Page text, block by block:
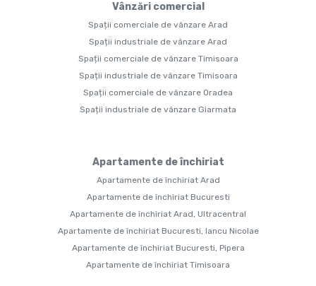
Vânzări comercial
Spații comerciale de vânzare Arad
Spații industriale de vânzare Arad
Spații comerciale de vânzare Timisoara
Spații industriale de vânzare Timisoara
Spații comerciale de vânzare Oradea
Spații industriale de vânzare Giarmata
Apartamente de închiriat
Apartamente de închiriat Arad
Apartamente de închiriat Bucuresti
Apartamente de închiriat Arad, Ultracentral
Apartamente de închiriat Bucuresti, Iancu Nicolae
Apartamente de închiriat Bucuresti, Pipera
Apartamente de închiriat Timisoara